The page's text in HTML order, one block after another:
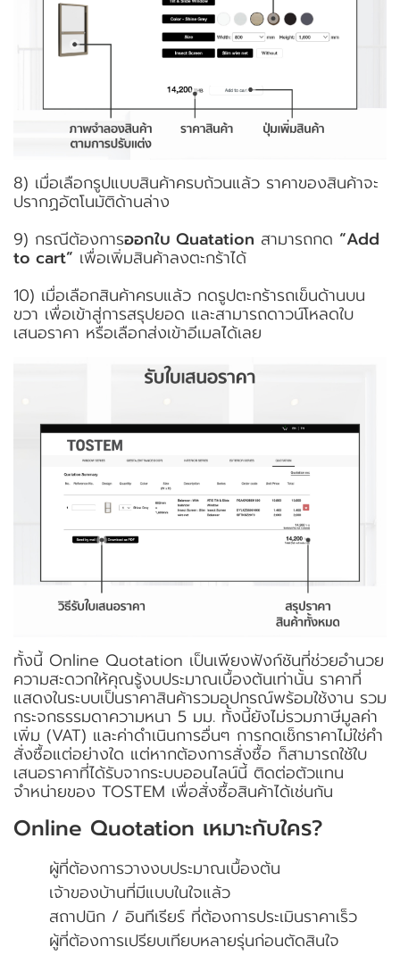
8) เมื่อเลือกรูปแบบสินค้าครบถ้วนแล้ว ราคาของสินค้าจะ
ปรากฏอัตโนมัติด้านล่าง
9) กรณีต้องการออกใบ Quatation สามารถกด “Add
to cart” เพื่อเพิ่มสินค้าลงตะกร้าได้
10) เมื่อเลือกสินค้าครบแล้ว กดรูปตะกร้ารถเข็นด้านบน
ขวา เพื่อเข้าสู่การสรุปยอด และสามารถดาวน์โหลดใบ
เสนอราคา หรือเลือกส่งเข้าอีเมลได้เลย
ทั้งนี้ Online Quotation เป็นเพียงฟังก์ชันที่ช่วยอำนวย
ความสะดวกให้คุณรู้งบประมาณเบื้องต้นเท่านั้น ราคาที่
แสดงในระบบเป็นราคาสินค้ารวมอุปกรณ์พร้อมใช้งาน รวม
กระจกธรรมดาความหนา 5 มม. ทั้งนี้ยังไม่รวมภาษีมูลค่า
เพิ่ม (VAT) และค่าดำเนินการอื่นๆ การกดเช็กราคาไม่ใช่คำ
สั่งซื้อแต่อย่างใด แต่หากต้องการสั่งซื้อ ก็สามารถใช้ใบ
เสนอราคาที่ได้รับจากระบบออนไลน์นี้ ติดต่อตัวแทน
จำหน่ายของ TOSTEM เพื่อสั่งซื้อสินค้าได้เช่นกัน
Online Quotation เหมาะกับใคร?
ผู้ที่ต้องการวางงบประมาณเบื้องต้น
เจ้าของบ้านที่มีแบบในใจแล้ว
สถาปนิก / อินทีเรียร์ ที่ต้องการประเมินราคาเร็ว
ผู้ที่ต้องการเปรียบเทียบหลายรุ่นก่อนตัดสินใจ